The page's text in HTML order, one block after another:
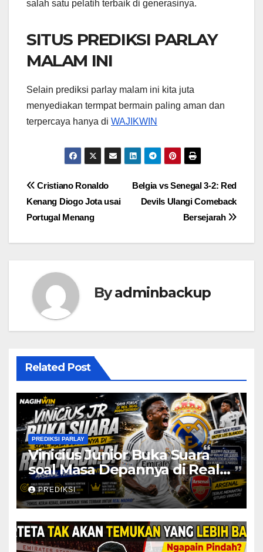
salah satu pelatih terbaik di generasinya.
SITUS PREDIKSI PARLAY
MALAM INI
Selain prediksi parlay malam ini kita juta
menyediakan termpat bermain paling aman dan
terpercaya hanya di WAJIKWIN
Belgia vs Senegal 3-2: Red
Devils Ulangi Comeback
Bersejarah
Cristiano Ronaldo
Kenang Diogo Jota usai
Portugal Menang
Byadminbackup
Related Post
PREDIKSI PARLAY
Vinicius Junior Buka Suara
soal Masa Depannya di Real
Madrid, Arsenal Terus
Mengintai
PREDIKSI